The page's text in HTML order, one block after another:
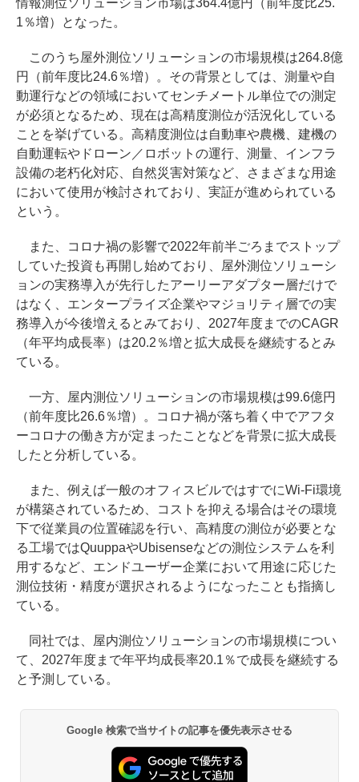
1％増）となった。
このうち屋外測位ソリューションの市場規模は264.8億
円（前年度比24.6％増）。その背景としては、測量や自
動運行などの領域においてセンチメートル単位での測定
が必須となるため、現在は高精度測位が活況化している
ことを挙げている。高精度測位は自動車や農機、建機の
自動運転やドローン／ロボットの運行、測量、インフラ
設備の老朽化対応、自然災害対策など、さまざまな用途
において使用が検討されており、実証が進められている
という。
また、コロナ禍の影響で2022年前半ごろまでストップ
していた投資も再開し始めており、屋外測位ソリューシ
ョンの実務導入が先行したアーリーアダプター層だけで
はなく、エンタープライズ企業やマジョリティ層での実
務導入が今後増えるとみており、2027年度までのCAGR
（年平均成長率）は20.2％増と拡大成長を継続するとみ
ている。
一方、屋内測位ソリューションの市場規模は99.6億円
（前年度比26.6％増）。コロナ禍が落ち着く中でアフタ
ーコロナの働き方が定まったことなどを背景に拡大成長
したと分析している。
また、例えば一般のオフィスビルではすでにWi-Fi環境
が構築されているため、コストを抑える場合はその環境
下で従業員の位置確認を行い、高精度の測位が必要とな
る工場ではQuuppaやUbisenseなどの測位システムを利
用するなど、エンドユーザー企業において用途に応じた
測位技術・精度が選択されるようになったことも指摘し
ている。
同社では、屋内測位ソリューションの市場規模につい
て、2027年度まで年平均成長率20.1％で成長を継続する
と予測している。
Google 検索で当サイトの記事を優先表示させる